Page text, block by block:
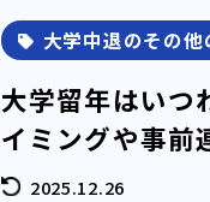
大学中退のその他
大学留年はいつ
イミングや事前
2025.12.26